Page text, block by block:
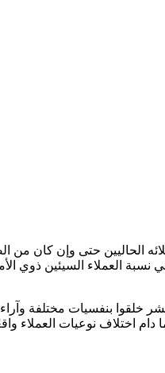
الحاليين حتى وإن كان
نسبة العملاء السيئين
بنفسيات مختلفة وآراء
اختلاف نوعيات العملاء